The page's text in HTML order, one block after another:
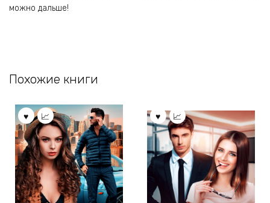
можно дальше!
Похожие книги